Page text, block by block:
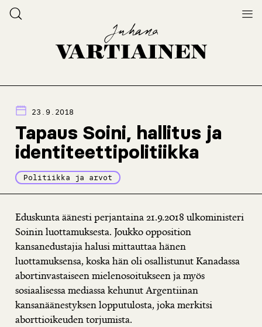
23.9.2018
Tapaus Soini, hallitus ja
identiteettipolitiikka
Politiikka ja arvot
Eduskunta äänesti perjantaina 21.9.2018 ulkoministeri
Soinin luottamuksesta. Joukko opposition
kansanedustajia halusi mittauttaa hänen
luottamuksensa, koska hän oli osallistunut Kanadassa
abortinvastaiseen mielenosoitukseen ja myös
sosiaalisessa mediassa kehunut Argentiinan
kansanäänestyksen lopputulosta, joka merkitsi
aborttioikeuden torjumista.